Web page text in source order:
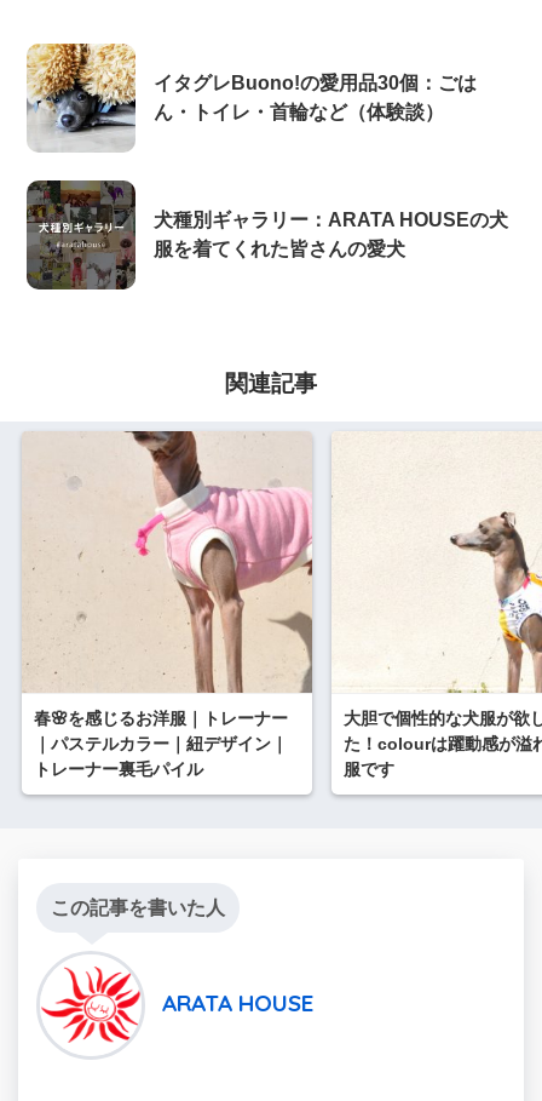
イタグレBuono!の愛用品30個：ごは
ん・トイレ・首輪など（体験談）
犬種別ギャラリー：ARATA HOUSEの犬
服を着てくれた皆さんの愛犬
関連記事
春🌸を感じるお洋服｜トレーナー
｜パステルカラー｜紐デザイン｜
トレーナー裏毛パイル
大胆で個性的な犬服が欲
た！colourは躍動感が溢
服です
この記事を書いた人
ARATA HOUSE